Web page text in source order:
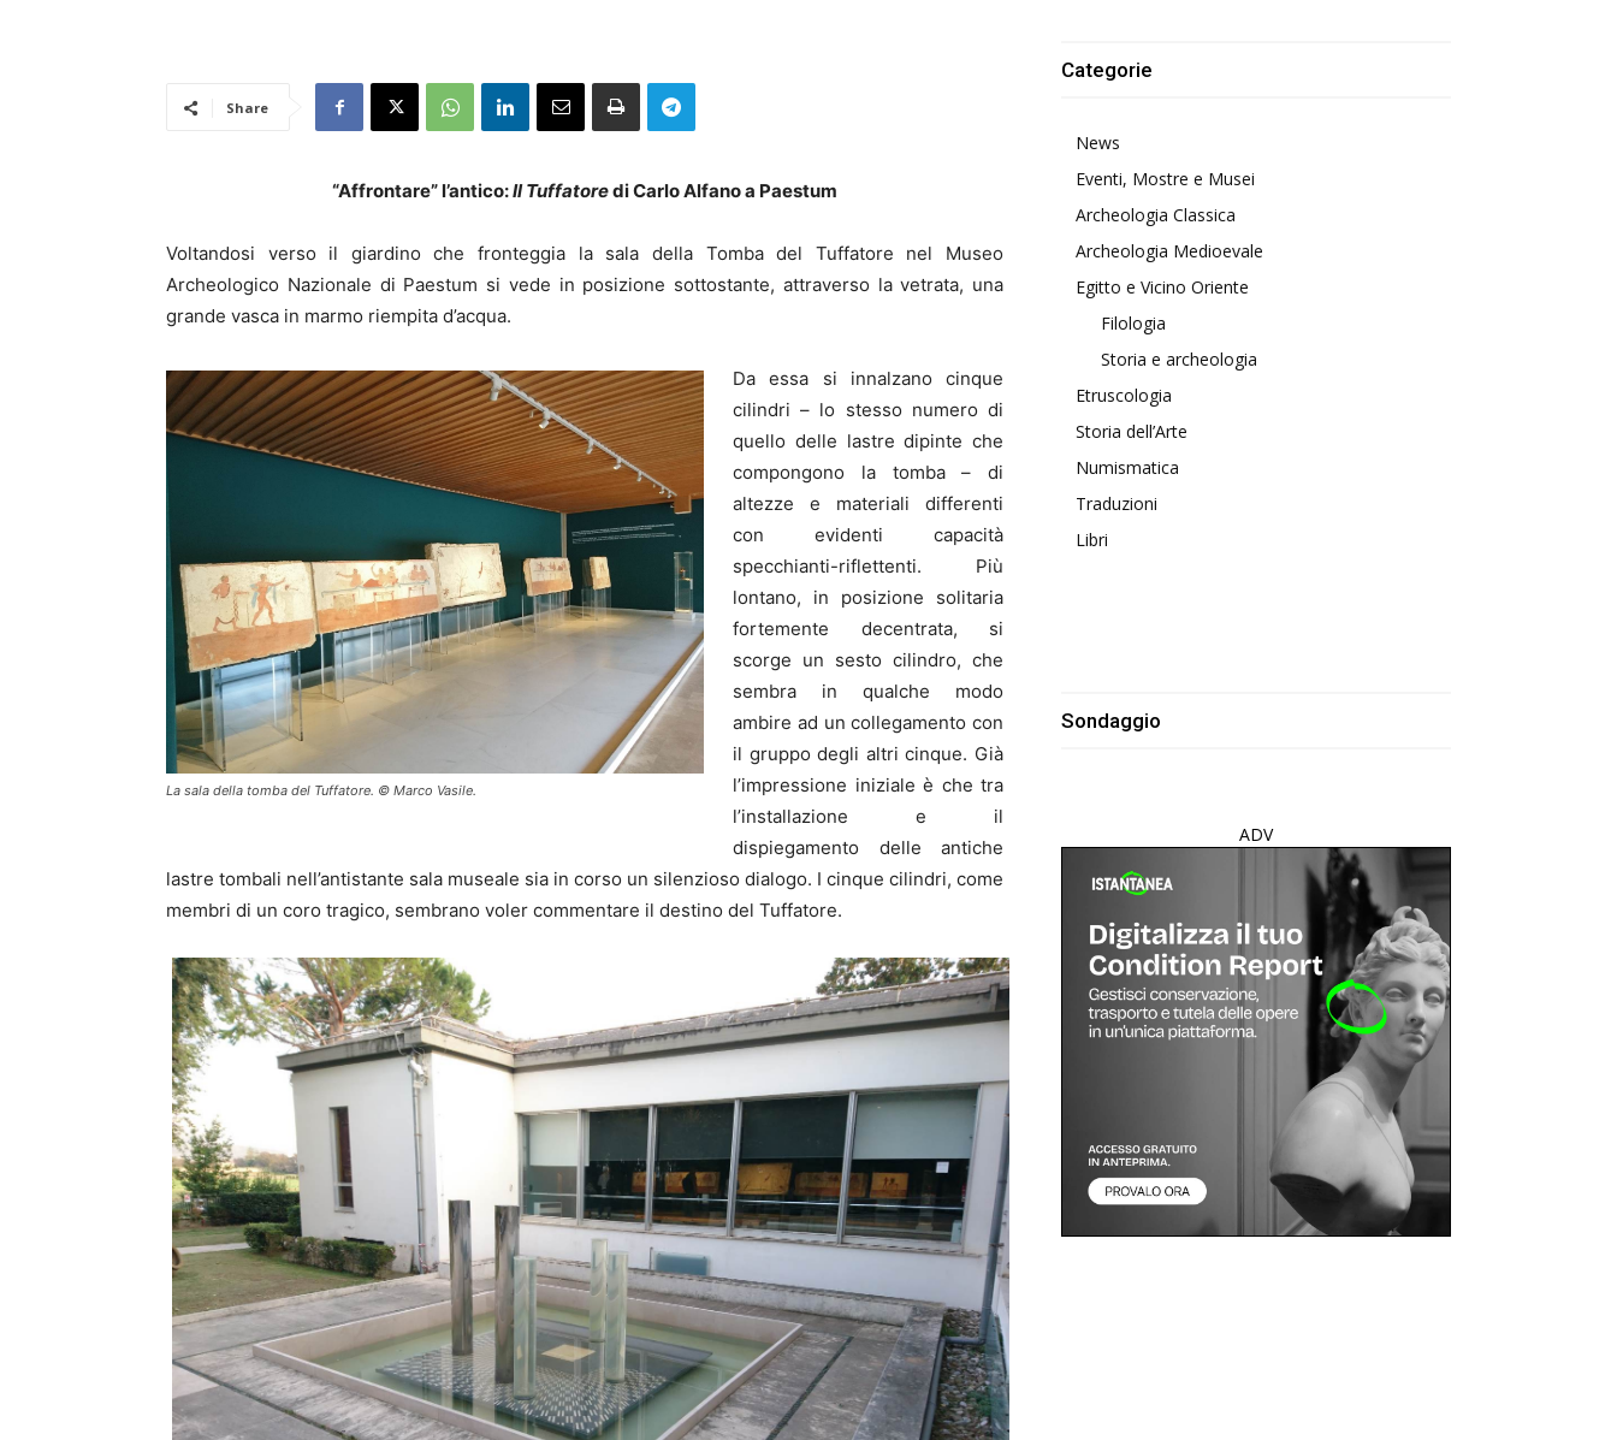
Share
“Affrontare” l’antico:Il Tuffatoredi Carlo Alfano a Paestum
Voltandosi verso il giardino che fronteggia la sala della Tomba del Tuffatore nel Museo
Archeologico Nazionale di Paestum si vede in posizione sottostante, attraverso la vetrata, una
grande vasca in marmo riempita d’acqua.
La sala della tomba del Tuffatore. © Marco Vasile.
Da essa si innalzano cinque
cilindri – lo stesso numero di
quello delle lastre dipinte che
compongono la tomba – di
altezze e materiali differenti
con evidenti capacità
specchianti-riflettenti. Più
lontano, in posizione solitaria
fortemente decentrata, si
scorge un sesto cilindro, che
sembra in qualche modo
ambire ad un collegamento con
il gruppo degli altri cinque. Già
l’impressione iniziale è che tra
l’installazione e il
dispiegamento delle antiche
lastre tombali nell’antistante sala museale sia in corso un silenzioso dialogo. I cinque cilindri, come
membri di un coro tragico, sembrano voler commentare il destino del Tuffatore.
Categorie
News
Eventi, Mostre e Musei
Archeologia Classica
Archeologia Medioevale
Egitto e Vicino Oriente
Filologia
Storia e archeologia
Etruscologia
Storia dell’Arte
Numismatica
Traduzioni
Libri
Sondaggio
ADV